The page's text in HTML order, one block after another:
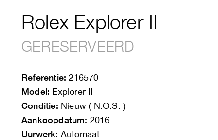
Rolex Explorer II
GERESERVEERD
Referentie: 216570
Model: Explorer II
Conditie: Nieuw ( N.O.S. )
Aankoopdatum: 2016
Uurwerk: Automaat